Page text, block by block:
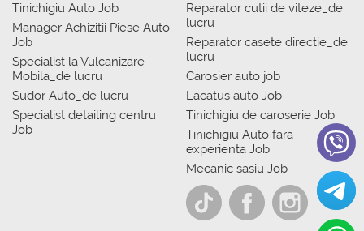
Tinichigiu Auto Job
Manager Achizitii Piese Auto
Job
Specialist la Vulcanizare
Mobila_de lucru
Sudor Auto_de lucru
Specialist detailing centru
Job
Reparator cutii de viteze_de
lucru
Reparator casete directie_de
lucru
Carosier auto job
Lacatus auto Job
Tinichigiu de caroserie Job
Tinichigiu Auto fara
experienta Job
Mecanic sasiu Job